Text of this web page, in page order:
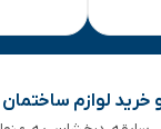
خرید لوازم ساختمان